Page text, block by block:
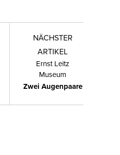
NÄCHSTER
ARTIKEL
Ernst Leitz
Museum
Zwei Augenpaare